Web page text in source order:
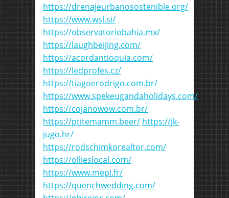
https://drenajeurbanosostenible.org/
https://www.wsl.si/
https://observatoriobahia.mx/
https://laughbeijing.com/
https://acordantioquia.com/
https://ledprofes.cz/
https://tiagoerodrigo.com.br/
https://www.spekeugandaholidays.com/
https://cojanowow.com.br/
https://ptitemamm.beer/ https://jk-
jugo.hr/
https://rodschimkorealtor.com/
https://ollieslocal.com/
https://www.mepi.fr/
https://quenchwedding.com/